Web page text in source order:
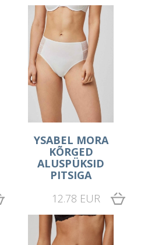
YSABEL MORA
KÕRGED
ALUSPÜKSID
PITSIGA
12.78 EUR